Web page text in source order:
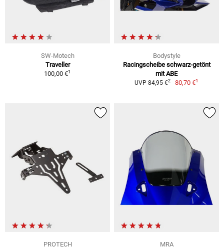
SW-Motech
Traveller
100,00 €1
Bodystyle
Racingscheibe schwarz-getönt
mit ABE
UVP 84,95 €2 80,70 €1
PROTECH
MRA